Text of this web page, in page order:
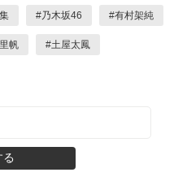
#乃木坂46 #有村架純
帆 #土屋太鳳